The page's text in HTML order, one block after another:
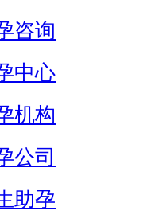
咨询
中心
机构
公司
助孕